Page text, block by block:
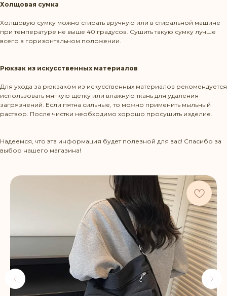
Холщовая сумка
Холщовую сумку можно стирать вручную или в стиральной машине
при температуре не выше 40 градусов. Сушить такую сумку лучше
всего в горизонтальном положении.
Рюкзак из искусственных материалов
Для ухода за рюкзаком из искусственных материалов рекомендуется
использовать мягкую щетку или влажную ткань для удаления
загрязнений. Если пятна сильные, то можно применить мыльный
раствор. После чистки необходимо хорошо просушить изделие.
Надеемся, что эта информация будет полезной для вас! Спасибо за
выбор нашего магазина!
Политика конфиденциальности
+375 29 1436583
contact@beltbag.by